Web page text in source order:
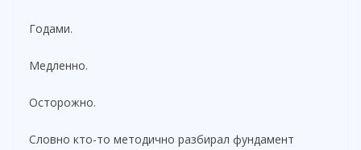
Годами.
Медленно.
Осторожно.
Словно кто-то методично разбирал фундамент